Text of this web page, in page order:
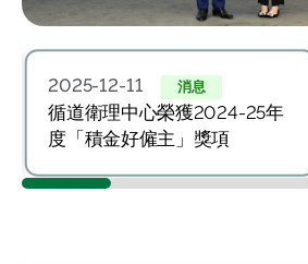
2025-12-11 消息
循道衛理中心榮獲2024-25年
度「積金好僱主」獎項